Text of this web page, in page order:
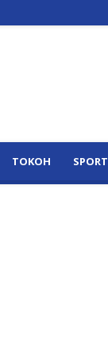
TOKOH SPORT